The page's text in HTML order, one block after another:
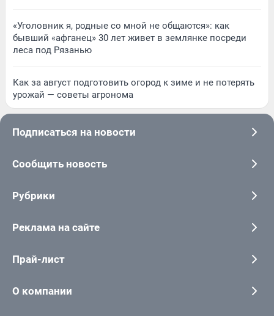
«Уголовник я, родные со мной не общаются»: как
бывший «афганец» 30 лет живет в землянке посреди
леса под Рязанью
Как за август подготовить огород к зиме и не потерять
урожай — советы агронома
Подписаться на новости
Сообщить новость
Рубрики
Реклама на сайте
Прай-лист
О компании